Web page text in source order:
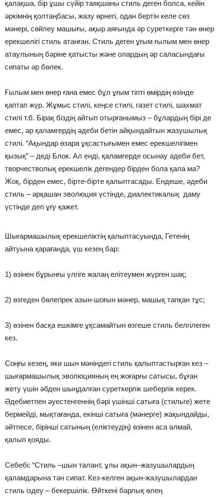
қалақша, бір ұшы сүйір таяқшаны стиль деген болса, кейін
әркімнің қолтаңбасы, жазу өрнегі, одан бертін келе сөз
мәнері, сөйлеу машығы, ақыр аяғында әр суреткерге тән өнер
ерекшелігі стиль атанған. Стиль деген ұғым ғылым мен өнер
атаулының бәріне қатысты және олардың әр саласындағы
сипаты әр бөлек.
Ғылым мен өнер ғана емес бұл ұғым тіпті өмірдің өзінде
қаптап жүр. Жұмыс стилі, кеңсе стилі, газет стилі, шахмат
стилі т.б. Бірақ біздің айтып отырғанымыз – бұлардың бірі де
емес, әр қаламгердің әдеби бетін айқындайтын жазушылық
стилі. “Ақындар өзара ұқсастығымен емес ерекшелігімен
қызық” – деді Блок. Ал енді, қаламгерде осынау әдеби бет,
творчестволық ерекшелік дегендер бірден бола қала ма?
Жоқ, бірден емес, бірте-бірте қалыптасады. Ендеше, әдеби
стиль – әрқашан эволюция үстінде, диалектикалық даму
үстінде деп ұғу қажет.
Шығармашылық ерекшеліктің қалыптасуында, Гетенің
айтуына қарағанда, үш кезең бар:
1) өзінен бұрынғы үлгіге жалаң елітеумен жүрген шақ;
2) өзгеден бөлегірек азын-шоғын мәнер, машық тапқан тұс;
3) өзінен басқа ешкімге ұқсамайтын өзгеше стиль белгілеген
кез.
Соңғы кезең, яки шын мәніндегі стиль қалыптастырған кез –
шығармашылық эволюцияның ең жоғарғы сатысы, бұған
жету үшін әбден шыңдалған суреткерлік шеберлік керек.
Әдебиетпен әуестенгеннің бәрі үшінші сатыға (стильге) жете
бермейді, мықтағанда, екінші сатыға (мәнерге) жақындайды,
әйтпесе, бірінші сатының (еліктеудің) өзінен аса алмай,
қалып қояды.
Себебі: “Стиль –шын талант, ұлы ақын–жазушылардың
қаламдарына тән сипат. Кез-келген ақын-жазушылардан
стиль іздеу – бекершілік. Өйткені барлық өлең